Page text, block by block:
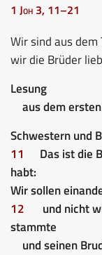
1 Joh 3, 11–21
Wir sind aus dem
wir die Brüder
Lesung
aus dem
Schwestern und
11
Das ist die
habt:
Wir sollen
12
und nicht
stammte
und seinen